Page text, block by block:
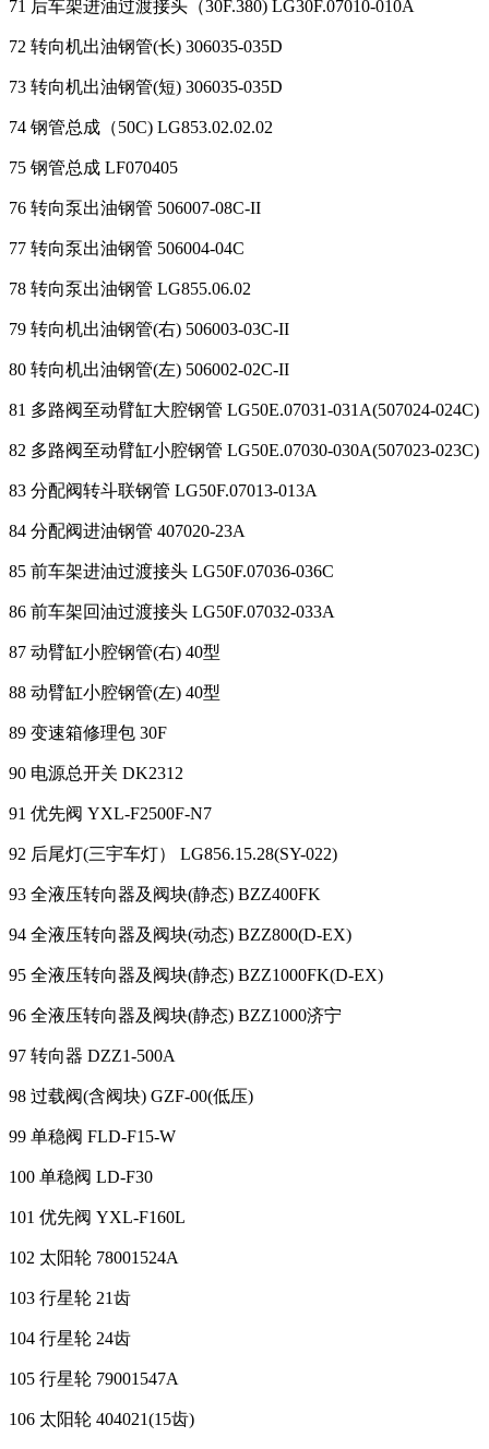
71 后车架进油过渡接头（30F.380) LG30F.07010-010A
72 转向机出油钢管(长) 306035-035D
73 转向机出油钢管(短) 306035-035D
74 钢管总成（50C) LG853.02.02.02
75 钢管总成 LF070405
76 转向泵出油钢管 506007-08C-II
77 转向泵出油钢管 506004-04C
78 转向泵出油钢管 LG855.06.02
79 转向机出油钢管(右) 506003-03C-II
80 转向机出油钢管(左) 506002-02C-II
81 多路阀至动臂缸大腔钢管 LG50E.07031-031A(507024-024C)
82 多路阀至动臂缸小腔钢管 LG50E.07030-030A(507023-023C)
83 分配阀转斗联钢管 LG50F.07013-013A
84 分配阀进油钢管 407020-23A
85 前车架进油过渡接头 LG50F.07036-036C
86 前车架回油过渡接头 LG50F.07032-033A
87 动臂缸小腔钢管(右) 40型
88 动臂缸小腔钢管(左) 40型
89 变速箱修理包 30F
90 电源总开关 DK2312
91 优先阀 YXL-F2500F-N7
92 后尾灯(三宇车灯） LG856.15.28(SY-022)
93 全液压转向器及阀块(静态) BZZ400FK
94 全液压转向器及阀块(动态) BZZ800(D-EX)
95 全液压转向器及阀块(静态) BZZ1000FK(D-EX)
96 全液压转向器及阀块(静态) BZZ1000济宁
97 转向器 DZZ1-500A
98 过载阀(含阀块) GZF-00(低压)
99 单稳阀 FLD-F15-W
100 单稳阀 LD-F30
101 优先阀 YXL-F160L
102 太阳轮 78001524A
103 行星轮 21齿
104 行星轮 24齿
105 行星轮 79001547A
106 太阳轮 404021(15齿)